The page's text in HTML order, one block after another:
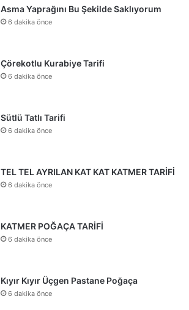
Asma Yaprağını Bu Şekilde Saklıyorum
6 dakika önce
Çörekotlu Kurabiye Tarifi
6 dakika önce
Sütlü Tatlı Tarifi
6 dakika önce
TEL TEL AYRILAN KAT KAT KATMER TARİFİ
6 dakika önce
KATMER POĞAÇA TARİFİ
6 dakika önce
Kıyır Kıyır Üçgen Pastane Poğaça
6 dakika önce